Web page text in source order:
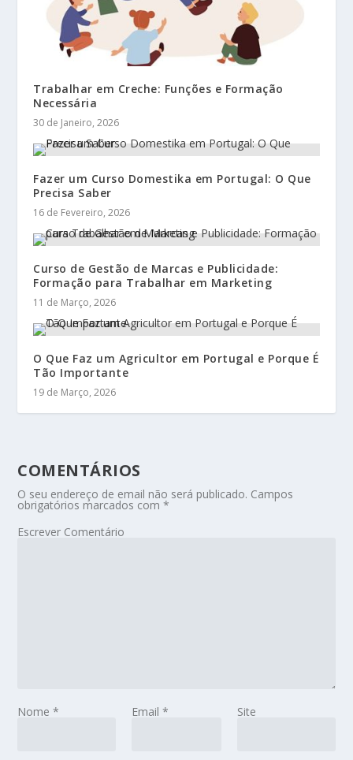
Trabalhar em Creche: Funções e Formação
Necessária
30 de Janeiro, 2026
Fazer um Curso Domestika em Portugal: O Que
Precisa Saber
16 de Fevereiro, 2026
Curso de Gestão de Marcas e Publicidade:
Formação para Trabalhar em Marketing
11 de Março, 2026
O Que Faz um Agricultor em Portugal e Porque É
Tão Importante
19 de Março, 2026
COMENTÁRIOS
O seu endereço de email não será publicado. Campos
obrigatórios marcados com*
Escrever Comentário
Nome* Email * Site